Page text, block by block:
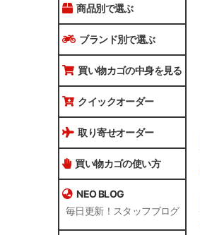
商品別で選ぶ
ブランド別で選ぶ
買い物カゴの中身を見る
クイックオーダー
取り寄せオーダー
買い物カゴの使い方
NEO BLOG
毎日更新！スタッフブログ